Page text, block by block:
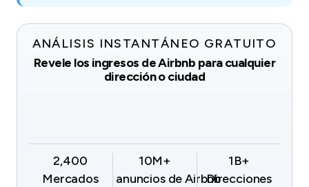
ANÁLISIS INSTANTÁNEO GRATUITO
Revele los ingresos de Airbnb para cualquier
dirección o ciudad
2,400
Mercados
10M+
anuncios de Airbnb
1B+
Direcciones